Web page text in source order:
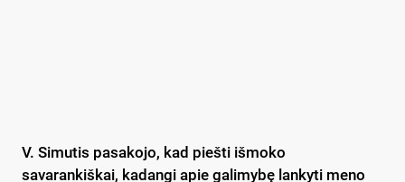
V. Simutis pasakojo, kad piešti išmoko
savarankiškai, kadangi apie galimybę lankyti meno